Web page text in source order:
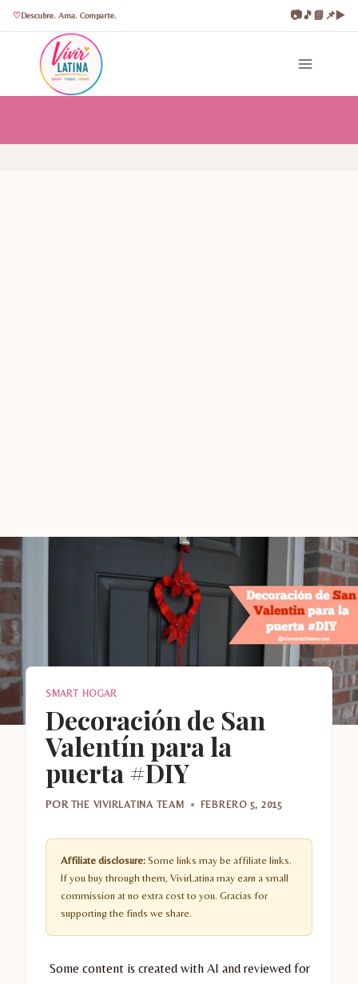
Descubre. Ama. Comparte. 📷🎵📘📌▶️
contenido
SMART HOGAR
Decoración de San
Valentín para la
puerta #DIY
POR THE VIVIRLATINA TEAM FEBRERO 5, 2015
Affiliate disclosure: Some links may be affiliate links.
If you buy through them, VivirLatina may earn a small
commission at no extra cost to you. Gracias for
supporting the finds we share.
Some content is created with AI and reviewed for